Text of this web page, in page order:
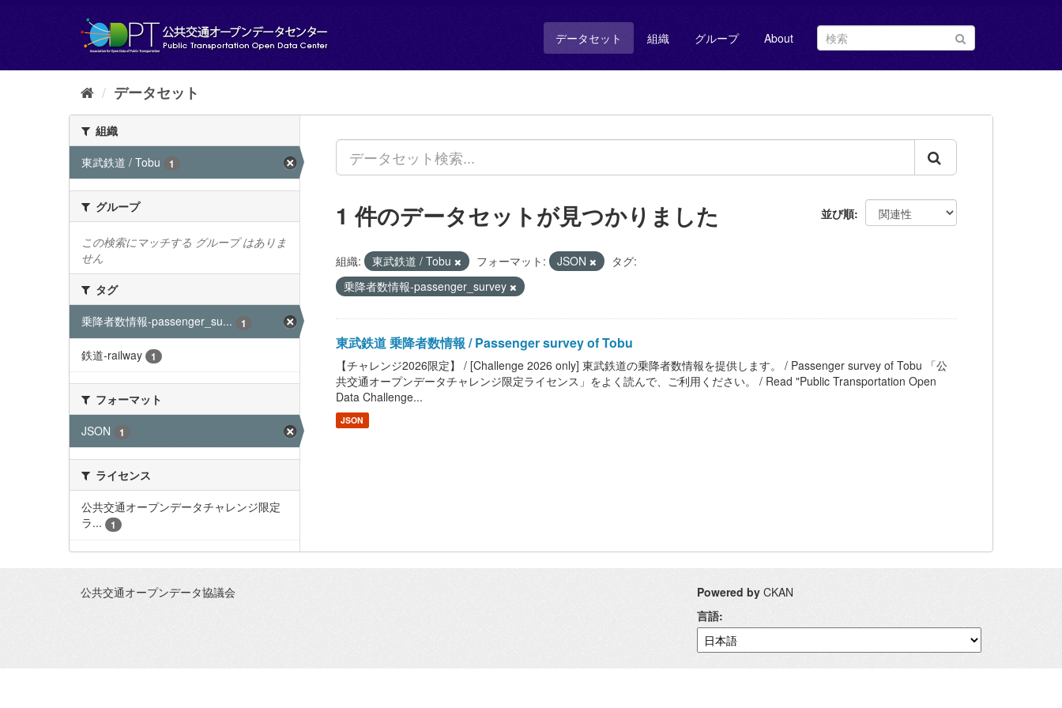
し
データセット 組織 グループ About
データセット
組織
東武鉄道 / Tobu
1
グループ
この検索にマッチする グループ はありま
せん
タグ
乗降者数情報-passenger_su...
1
鉄道-railway 1
フォーマット
JSON
1
ライセンス
公共交通オープンデータチャレンジ限定
ラ...
1
並び順
1 件のデータセットが見つかりました
組織: 東武鉄道 / Tobu フォーマット: JSON
タグ:
乗降者数情報-passenger_survey
東武鉄道 乗降者数情報 / Passenger survey of Tobu
【チャレンジ2026限定】 / [Challenge 2026 only] 東武鉄道の乗降者数情報を提供します。 / Passenger survey of Tobu 「公
共交通オープンデータチャレンジ限定ライセンス」をよく読んで、ご利用ください。 / Read "Public Transportation Open
Data Challenge...
JSON
公共交通オープンデータ協議会 Powered by CKAN
言語